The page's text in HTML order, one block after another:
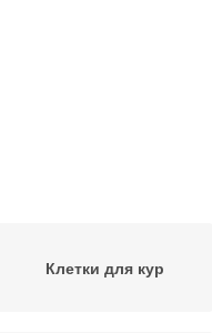
Клетки для кур